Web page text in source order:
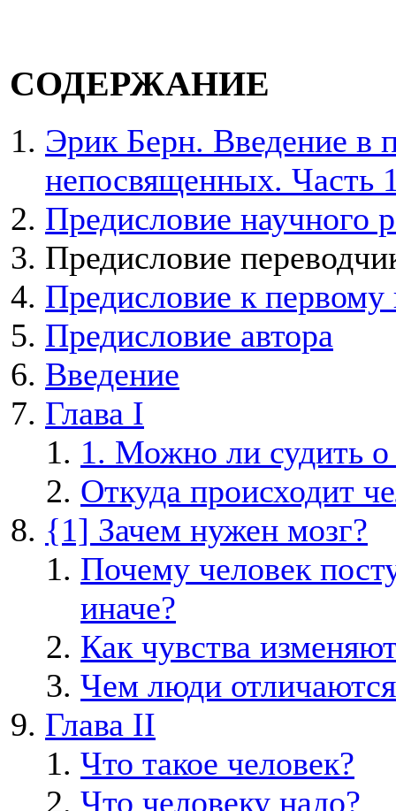
СОДЕРЖАНИЕ
Эрик Берн. Введение в
непосвященных. Часть
Предисловие научного
Предисловие
Предисловие к
Предисловие автора
Введение
Глава I
1. Можно ли судить
Откуда происходит
{1] Зачем нужен мозг?
Почему человек
иначе?
Как чувства
Чем люди
Глава II
Что такое человек?
Что человеку надо?